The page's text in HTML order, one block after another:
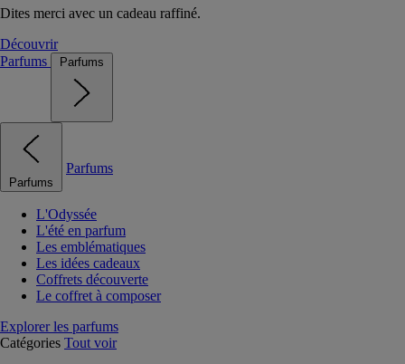
Dites merci avec un cadeau raffiné.
Découvrir
Parfums
Parfums
Parfums
Parfums
L'Odyssée
L'été en parfum
Les emblématiques
Les idées cadeaux
Coffrets découverte
Le coffret à composer
Explorer les parfums
Catégories Tout voir